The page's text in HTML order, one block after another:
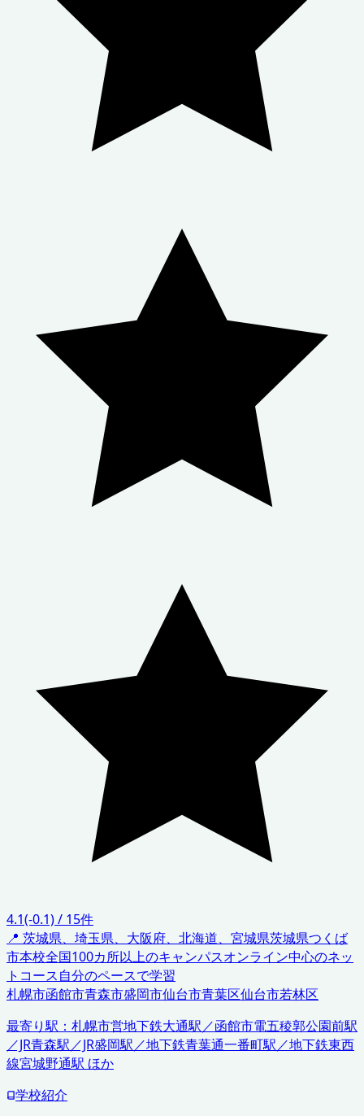
4.1(-0.1)/ 15件
📍 茨城県、埼玉県、大阪府、北海道、宮城県茨城県つくば
市本校全国100カ所以上のキャンパスオンライン中心のネッ
トコース自分のペースで学習
札幌市函館市青森市盛岡市仙台市青葉区仙台市若林区
最寄り駅： 札幌市営地下鉄大通駅／函館市電五稜郭公園前駅
／JR青森駅／JR盛岡駅／地下鉄青葉通一番町駅／地下鉄東西
線宮城野通駅 ほか
学校紹介